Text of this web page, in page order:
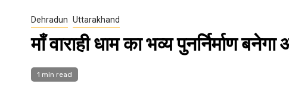
Dehradun Uttarakhand
माँ वाराही धाम का भव्य पुनर्निर्माण
1 min read